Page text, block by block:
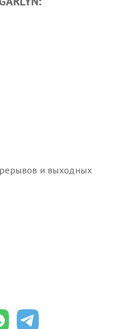
и выходных